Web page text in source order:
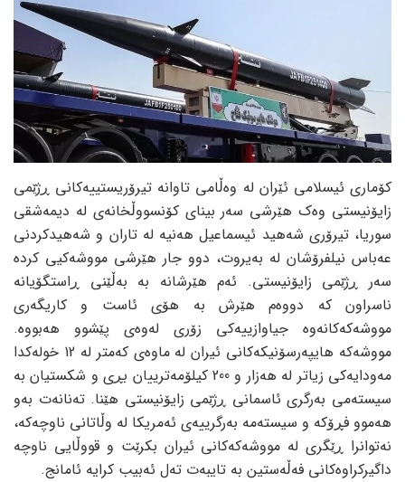
کۆماری ئیسلامی ئێران لە وەڵامی تاوانە تیرۆریستییەکانی ڕژێمی
زایۆنیستی وەک هێرشی سەر بینای کۆنسووڵخانەی لە دیمەشقی
سوریا، تیرۆری شەهید ئیسماعیل هەنیە لە تاران و شەهیدکردنی
عەباس نیلفرۆشان لە بەیروت، دوو جار هێرشی مووشەکیی کردە
سەر ڕژێمی زایۆنیستی. ئەم هێرشانە بە بەڵێنی ڕاستگۆیانە
ناسراون کە دووەم هێرش بە هۆی ئاست و کاریگەری
مووشەکەکانەوە جیاوازییەکی زۆری لەوەی پێشوو هەبووە.
مووشەکە هایپەرسۆنیکەکانی ئیران لە ماوەی کەمتر لە 12 خولەکدا
مەودایەکی زیاتر لە هەزار و 200 کیلۆمەترییان بڕی و شکستیان بە
سیستەمی بەرگری ئاسمانی ڕژێمی زایۆنیستی هێنا. تەنانەت بەو
هەموو فڕۆکە و سیستەمە بەرگرییەی ئەمریکا لە وڵاتانی ناوچەکە،
نەتوانرا ڕێگری لە مووشەکەکانی ئیران بکرێت و قووڵایی ناوچە
داگیرکراوەکانی فەڵەستین بە تایبەت تەل ئەبیب کرایە ئامانج.